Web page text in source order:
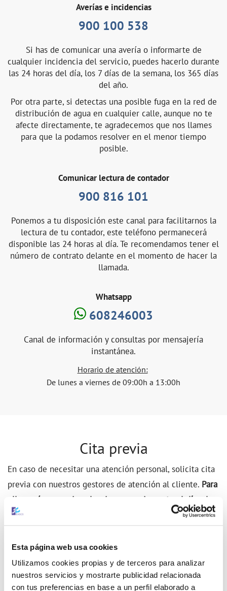
Esta página web usa cookies
Utilizamos cookies propias y de terceros para analizar
nuestros servicios y mostrarte publicidad relacionada
con tus preferencias en base a un perfil elaborado a
Averías e incidencias
900 100 538
Si has de comunicar una avería o informarte de
cualquier incidencia del servicio, puedes hacerlo durante
las 24 horas del día, los 7 días de la semana, los 365 días
del año.
Por otra parte, si detectas una posible fuga en la red de
distribución de agua en cualquier calle, aunque no te
afecte directamente, te agradecemos que nos llames
para que la podamos resolver en el menor tiempo
posible.
Comunicar lectura de contador
900 816 101
Ponemos a tu disposición este canal para facilitarnos la
lectura de tu contador, este teléfono permanecerá
disponible las 24 horas al día. Te recomendamos tener el
número de contrato delante en el momento de hacer la
llamada.
Whatsapp
608246003
Canal de información y consultas por mensajería
instantánea.
Horario de atención:
De lunes a viernes de 09:00h a 13:00h
Cita previa
En caso de necesitar una atención personal, solicita cita
previa con nuestros gestores de atención al cliente. Para
ello, será necesario selecciones previamente el día y la
hora
que mejor se adapte a tu disponibilidad.Accede a
nuestro portal de Cita previa para tramitar tu solicitud.
Solicita tu cita previa